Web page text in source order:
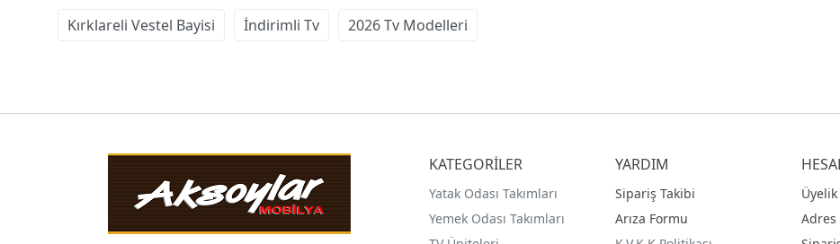
Kırklareli Vestel Bayisi İndirimli Tv 2026 Tv Modelleri
KATEGORİLER
Yatak Odası Takımları
Yemek Odası Takımları
YARDIM
Sipariş Takibi
Arıza Formu